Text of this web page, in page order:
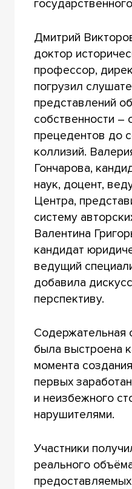
Дмитрий
доктор
профессор,
погрузил
представлений
собственности –
прецедентов до
коллизий.
Гончарова,
наук, доцент,
Центра,
систему
Валентина
кандидат
ведущий
добавила
перспективу.
Содержательная
была выстроена
момента
первых
и неизбежного
нарушителями.
Участники
реального